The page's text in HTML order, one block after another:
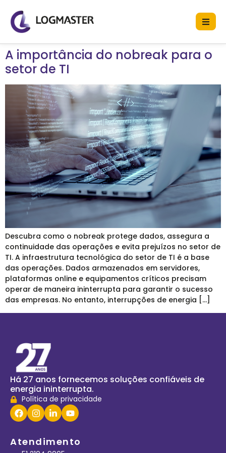
A importância do nobreak para o
setor de TI
Descubra como o nobreak protege dados, assegura a
continuidade das operações e evita prejuízos no setor de
TI. A infraestrutura tecnológica do setor de TI é a base
das operações. Dados armazenados em servidores,
plataformas online e equipamentos críticos precisam
operar de maneira ininterrupta para garantir o sucesso
das empresas. No entanto, interrupções de energia […]
Há 27 anos fornecemos soluções confiáveis de
energia ininterrupta.
Política de privacidade
Atendimento